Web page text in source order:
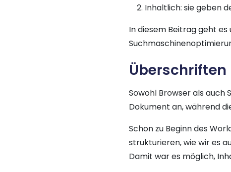
Inhaltlich: sie geben
In diesem Beitrag geht
Überschriften
Sowohl Browser als auch
Dokument an, während
Schon zu Beginn des
strukturieren, wie wir es
Damit war es möglich,